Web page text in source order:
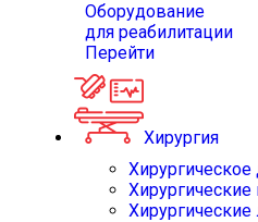
Оборудование
для реабилитации
Перейти
Хирургия
Хирургические